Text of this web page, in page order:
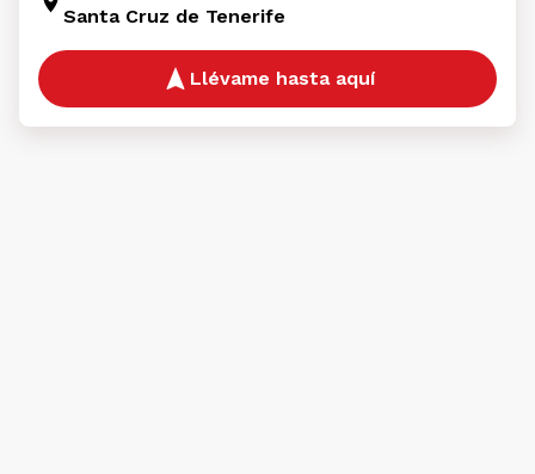
Santa Cruz de Tenerife
Llévame hasta aquí